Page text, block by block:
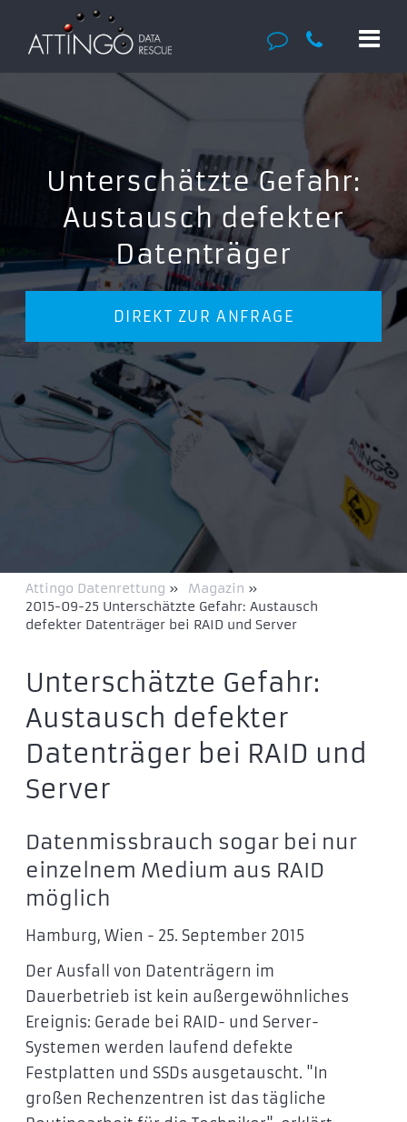
Unterschätzte Gefahr:
Austausch defekter
Datenträger
DIREKT ZUR ANFRAGE
Attingo Datenrettung » Magazin »
2015-09-25 Unterschätzte Gefahr: Austausch
defekter Datenträger bei RAID und Server
Unterschätzte Gefahr:
Austausch defekter
Datenträger bei RAID und
Server
Datenmissbrauch sogar bei nur
einzelnem Medium aus RAID
möglich
Hamburg, Wien - 25. September 2015
Der Ausfall von Datenträgern im
Dauerbetrieb ist kein außergewöhnliches
Ereignis: Gerade bei RAID- und Server-
Systemen werden laufend defekte
Festplatten und SSDs ausgetauscht. "In
großen Rechenzentren ist das tägliche